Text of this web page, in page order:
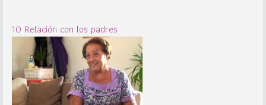
10 Relación con los padres